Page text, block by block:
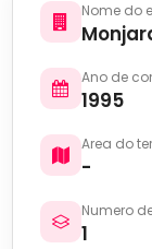
Nome do
Ano de
1995
Area do
-
Numero
1